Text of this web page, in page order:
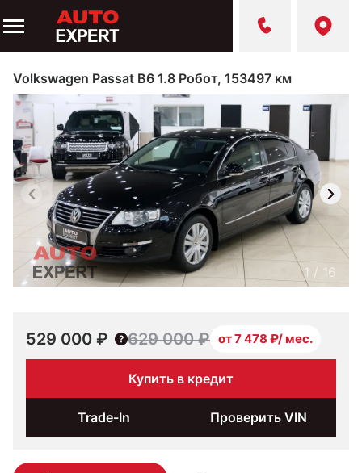
Volkswagen Passat B6 1.8 Робот, 153497 км
1 / 16
529 000 ₽ 629 000 ₽ от 7 478 ₽/ мес.
Купить в кредит
Trade-In Проверить VIN